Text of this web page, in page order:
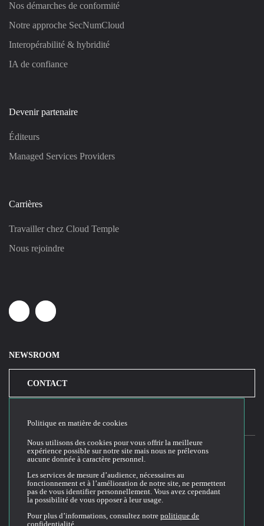
Nos démarches de conformité
Notre approche SecNumCloud
Interopérabilité & hybridité
IA de confiance
Devenir partenaire
Éditeurs
Managed Services Providers
Carrières
Travailler chez Cloud Temple
Nous rejoindre
LinkedinYoutube
NEWSROOM
CONTACT
Conditions générales d'utilisation du site web
Politique de confidentialité
Politique de cookies
Politique en matière de cookies
Nous utilisons des cookies pour vous offrir la meilleure
expérience possible sur notre site mais nous ne prélevons
aucune donnée à caractère personnel.
Les services de mesure d’audience, nécessaires au
fonctionnement et à l’amélioration de notre site, ne permettent
pas de vous identifier personnellement. Vous avez cependant
la possibilité de vous opposer à leur usage.
Pour plus d’informations, consultez notre politique de
confidentialité